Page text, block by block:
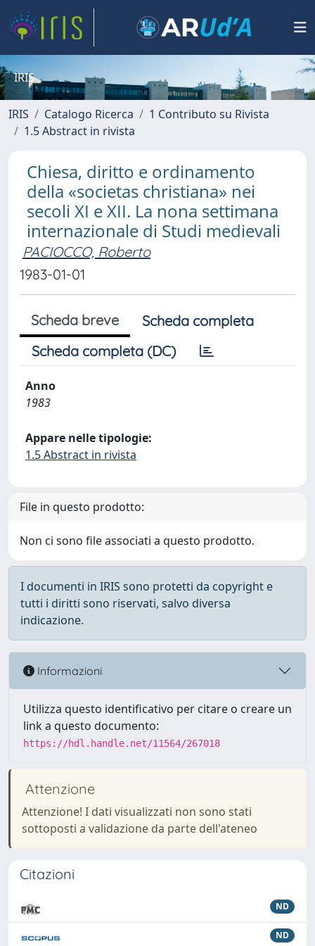
IRIS
IRIS Catalogo Ricerca
1 Contributo su Rivista
1.5 Abstract in rivista
Chiesa, diritto e ordinamento
della «societas christiana» nei
secoli XI e XII. La nona settimana
internazionale di Studi medievali
PACIOCCO, Roberto
1983-01-01
Scheda breve
Scheda completa
Scheda completa (DC)
Anno
1983
Appare nelle tipologie:
1.5 Abstract in rivista
File in questo prodotto:
Non ci sono file associati a questo prodotto.
I documenti in IRIS sono protetti da copyright e
tutti i diritti sono riservati, salvo diversa
indicazione.
Informazioni
Utilizza questo identificativo per citare o creare un
link a questo documento:
https://hdl.handle.net/11564/267018
Attenzione
Attenzione! I dati visualizzati non sono stati
sottoposti a validazione da parte dell'ateneo
Citazioni
ND
ND